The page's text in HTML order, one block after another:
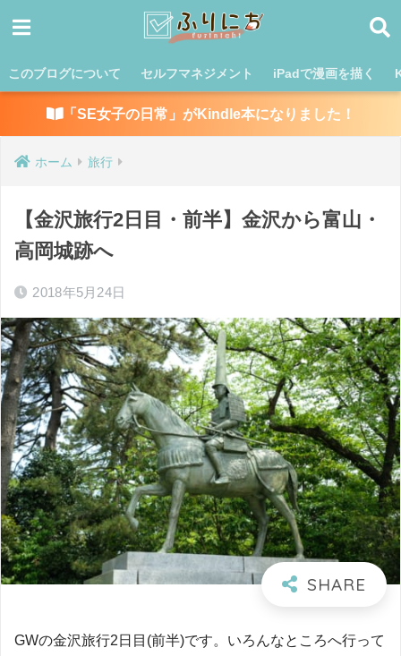
このブログについて セルフマネジメント iPadで漫画を描く
「SE女子の日常」がKindle本になりました！
ホーム 旅行
【金沢旅行2日目・前半】金沢から富山・
高岡城跡へ
2018年5月24日
GWの金沢旅行2日目(前半)です。いろんなところへ行って